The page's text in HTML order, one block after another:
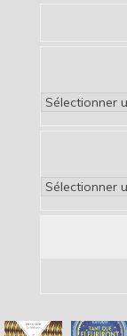
Catégories
Archives